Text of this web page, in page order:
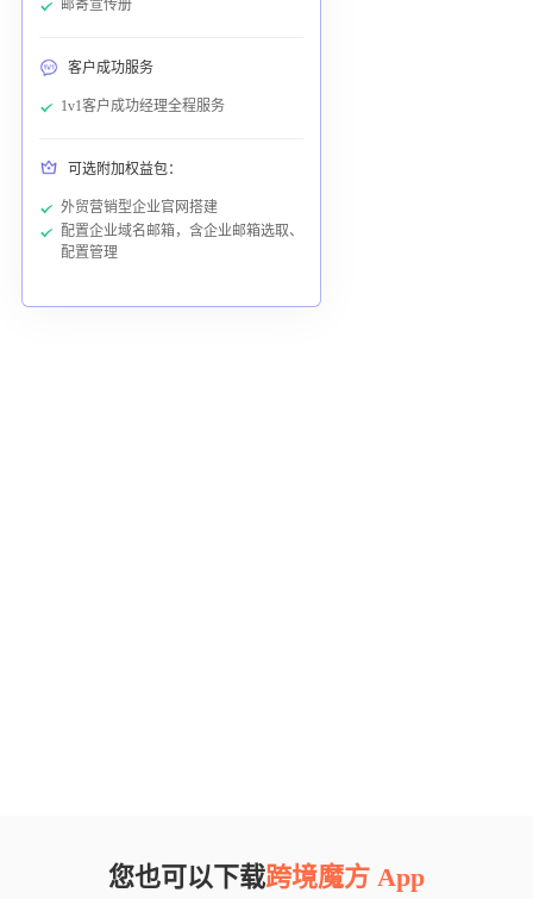
邮寄宣传册
客户成功服务
1v1客户成功经理全程服务
可选附加权益包：
外贸营销型企业官网搭建
配置企业域名邮箱，含企业邮箱选取、
配置管理
您也可以下载跨境魔方 App